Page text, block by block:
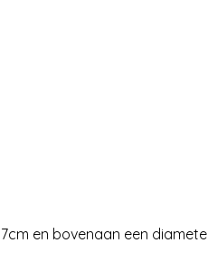
en bovenaan een